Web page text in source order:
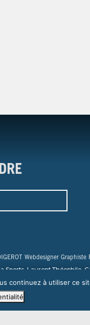
Webdesigner Graphiste
Sports, Laurent
SPORT NORMANDY
continuez à utiliser ce